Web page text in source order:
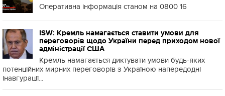
Оперативна інформація станом на 0800 16
ISW: Кремль намагається ставити умови для
переговорів щодо України перед приходом нової
адміністрації США
Кремль намагається диктувати умови будь-яких
потенційних мирних переговорів з Україною напередодні
інавгурації...